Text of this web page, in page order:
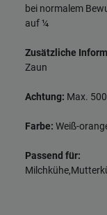
bei normalem
auf ¼
Zusätzliche
Zaun
Achtung: Max.
Farbe: Weiß-
Passend für: